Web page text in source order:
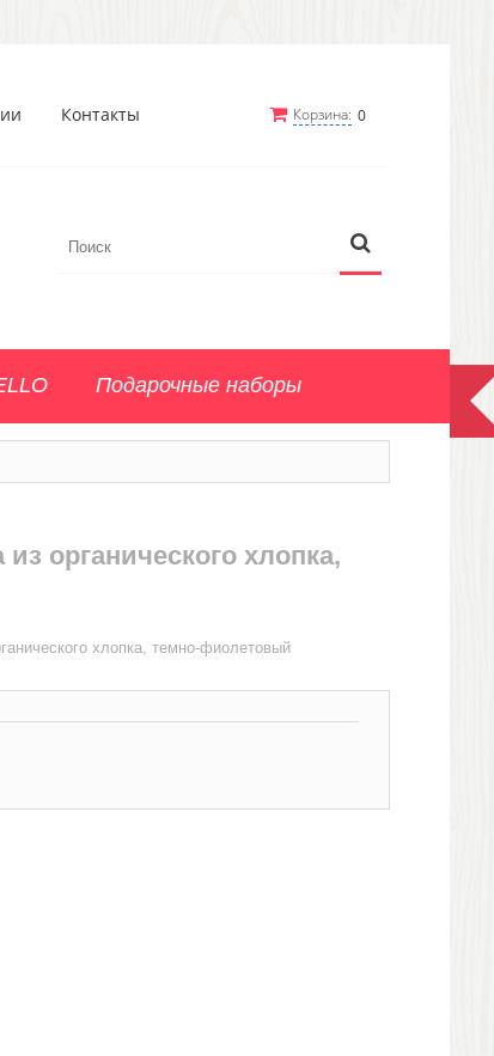
Корзина: 0
Контакты
Подарочные наборы
органического хлопка,
хлопка, темно-фиолетовый